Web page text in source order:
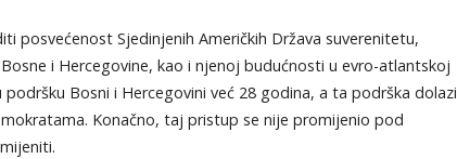
posvećenost Sjedinjenih Američkih Država suverenitetu,
i Hercegovine, kao i njenoj budućnosti u evro-atlantskoj
Bosni i Hercegovini već 28 godina, a ta podrška dolazi
Konačno, taj pristup se nije promijenio pod